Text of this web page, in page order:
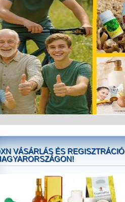
VÁSÁRLÁS ÉS REGISZTRÁCIÓ